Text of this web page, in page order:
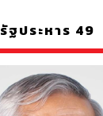
รัฐประหาร 49